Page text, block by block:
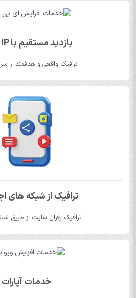
بازدید مستقیم با IP خارج
ترافیک واقعی و هدفمند از
ترافیک از شبکه های
ترافیک رفرال سایت از طریق
خدمات آپارات